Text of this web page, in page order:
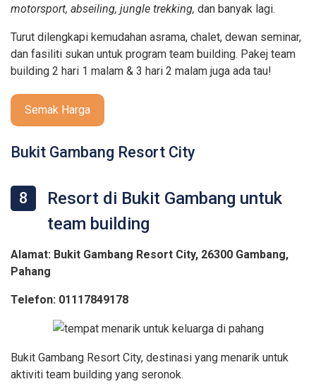
motorsport, abseiling, jungle trekking, dan banyak lagi.
Turut dilengkapi kemudahan asrama, chalet, dewan seminar,
dan fasiliti sukan untuk program team building. Pakej team
building 2 hari 1 malam & 3 hari 2 malam juga ada tau!
Semak Harga
Bukit Gambang Resort City
8
Resort di Bukit Gambang untuk
team building
Alamat: Bukit Gambang Resort City, 26300 Gambang,
Pahang
Telefon: 01117849178
Bukit Gambang Resort City, destinasi yang menarik untuk
aktiviti team building yang seronok.